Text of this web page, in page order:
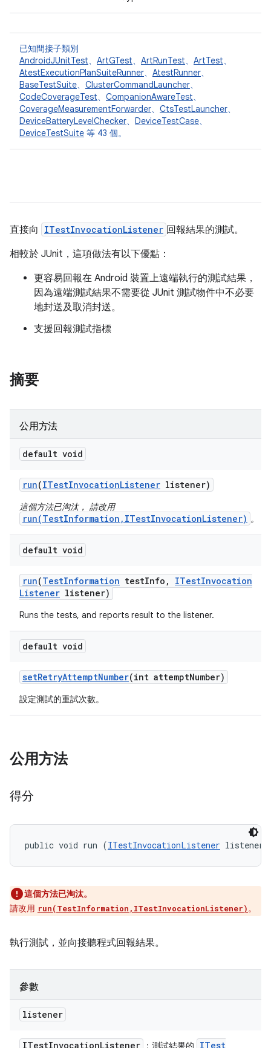
已知間接子類別
AndroidJUnitTest、 ArtGTest、 ArtRunTest、 ArtTest、
AtestExecutionPlanSuiteRunner、 AtestRunner、
BaseTestSuite、 ClusterCommandLauncher、
CodeCoverageTest、 CompanionAwareTest、
CoverageMeasurementForwarder、 CtsTestLauncher、
DeviceBatteryLevelChecker、 DeviceTestCase、
DeviceTestSuite 等 43 個。
直接向 ITestInvocationListener 回報結果的測試。
相較於 JUnit，這項做法有以下優點：
更容易回報在 Android 裝置上遠端執行的測試結果，
因為遠端測試結果不需要從 JUnit 測試物件中不必要
地封送及取消封送。
支援回報測試指標
摘要
公用方法
default void
run(ITestInvocationListener listener)
這個方法已淘汰， 請改用
run(TestInformation,ITestInvocationListener) 。
default void
run(TestInformation testInfo , ITestInvocation
Listener listener)
Runs the tests, and reports result to the listener.
default void
setRetryAttemptNumber(int attemptNumber)
設定測試的重試次數。
公用方法
得分
public void run (ITestInvocationListener listener)
這個方法已淘汰。
請改用 run(TestInformation,ITestInvocationListener)。
執行測試，並向接聽程式回報結果。
參數
listener
ITestInvocationListener ：測試結果的 ITest